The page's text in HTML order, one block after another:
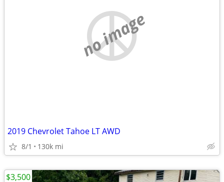
no image
2019 Chevrolet Tahoe LT AWD
8/1 130k mi
$3,500